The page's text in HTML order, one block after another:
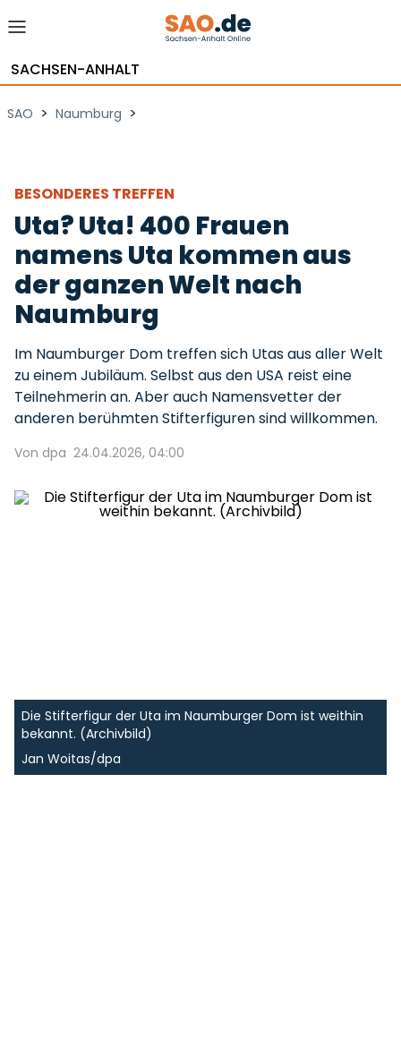
SACHSEN-ANHALT
SAO > Naumburg >
BESONDERES TREFFEN
Uta? Uta! 400 Frauen
namens Uta kommen aus
der ganzen Welt nach
Naumburg
Im Naumburger Dom treffen sich Utas aus aller Welt
zu einem Jubiläum. Selbst aus den USA reist eine
Teilnehmerin an. Aber auch Namensvetter der
anderen berühmten Stifterfiguren sind willkommen.
Von dpa 24.04.2026, 04:00
Die Stifterfigur der Uta im Naumburger Dom ist weithin
bekannt. (Archivbild)
Jan Woitas/dpa